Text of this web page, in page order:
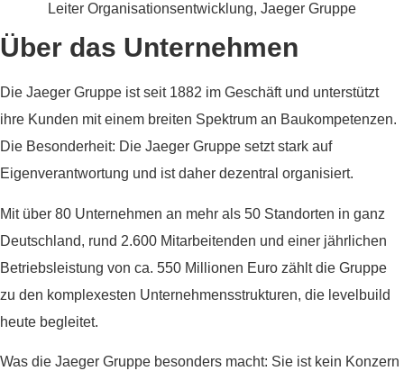
Leiter Organisationsentwicklung, Jaeger Gruppe
Über das Unternehmen
Die Jaeger Gruppe ist seit 1882 im Geschäft und unterstützt
ihre Kunden mit einem breiten Spektrum an Baukompetenzen.
Die Besonderheit: Die Jaeger Gruppe setzt stark auf
Eigenverantwortung und ist daher dezentral organisiert.
Mit über 80 Unternehmen an mehr als 50 Standorten in ganz
Deutschland, rund 2.600 Mitarbeitenden und einer jährlichen
Betriebsleistung von ca. 550 Millionen Euro zählt die Gruppe
zu den komplexesten Unternehmensstrukturen, die levelbuild
heute begleitet.
Was die Jaeger Gruppe besonders macht: Sie ist kein Konzern